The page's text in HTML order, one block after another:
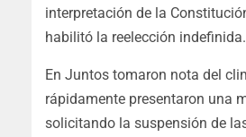
interpretación de la
habilitó la reelección indefinida.
En Juntos tomaron nota del
rápidamente presentaron una
solicitando la suspensión de